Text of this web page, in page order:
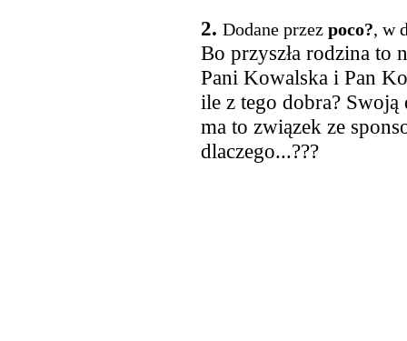
2. Dodane przez poco?, w
Bo przyszła rodzina to
Pani Kowalska i Pan
ile z tego dobra?
ma to związek ze
dlaczego...???